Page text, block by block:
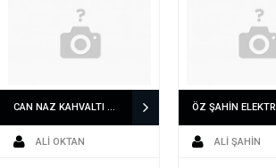
CAN NAZ KAHVALTI SALONU VE IZGARA 05352815220 DENİZLİDE KAHVALTI MEKANI
ALİ OKTAN ALİ ŞAHİN